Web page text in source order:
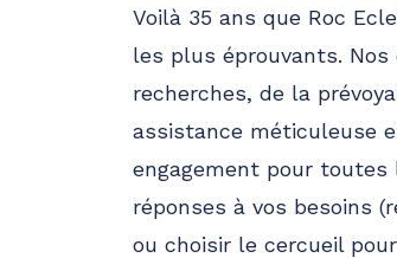
94450 Limeil-Brévannes
01 87 58 35 87
A votre écoute 24h/24 7j/7
Voilà 35 ans que Roc
les plus éprouvants.
recherches, de la
assistance méticuleuse
engagement pour toutes
réponses à vos besoins
ou choisir le cercueil